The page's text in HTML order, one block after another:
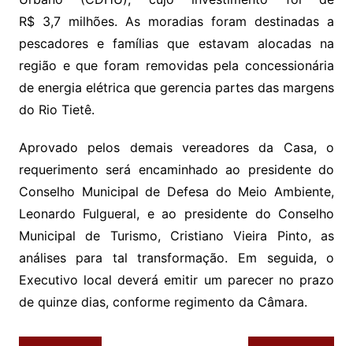
R$ 3,7 milhões. As moradias foram destinadas a
pescadores e famílias que estavam alocadas na
região e que foram removidas pela concessionária
de energia elétrica que gerencia partes das margens
do Rio Tietê.
Aprovado pelos demais vereadores da Casa, o
requerimento será encaminhado ao presidente do
Conselho Municipal de Defesa do Meio Ambiente,
Leonardo Fulgueral, e ao presidente do Conselho
Municipal de Turismo, Cristiano Vieira Pinto, as
análises para tal transformação. Em seguida, o
Executivo local deverá emitir um parecer no prazo
de quinze dias, conforme regimento da Câmara.